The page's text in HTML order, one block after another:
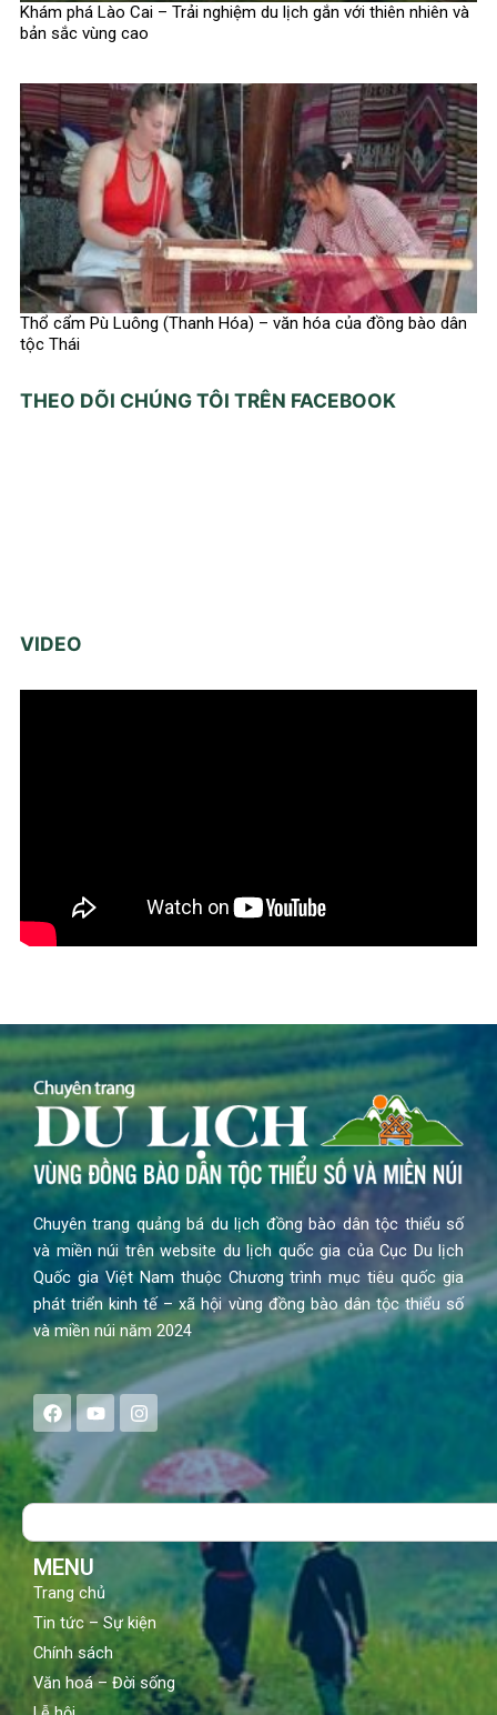
Khám phá Lào Cai – Trải nghiệm du lịch gắn với thiên nhiên và
bản sắc vùng cao
Thổ cẩm Pù Luông (Thanh Hóa) – văn hóa của đồng bào dân
tộc Thái
THEO DÕI CHÚNG TÔI TRÊN FACEBOOK
VIDEO
Chuyên trang quảng bá du lịch đồng bào dân tộc thiểu số
và miền núi trên website du lịch quốc gia của Cục Du lịch
Quốc gia Việt Nam thuộc Chương trình mục tiêu quốc gia
phát triển kinh tế – xã hội vùng đồng bào dân tộc thiểu số
và miền núi năm 2024
F
a
e
b
o
Y
o
t
b
I
n
s
a
g
Search
MENU
Trang chủ
Tin tức – Sự kiện
Chính sách
Văn hoá – Đời sống